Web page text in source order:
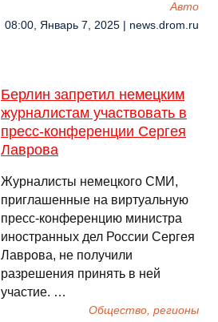
Авто
08:00, Январь 7, 2025 | news.drom.ru
Берлин запретил немецким
журналистам участвовать в
пресс-конференции Сергея
Лаврова
Журналисты немецкого СМИ,
приглашенные на виртуальную
пресс-конференцию министра
иностранных дел России Сергея
Лаврова, не получили
разрешения принять в ней
участие. …
Общество, регионы